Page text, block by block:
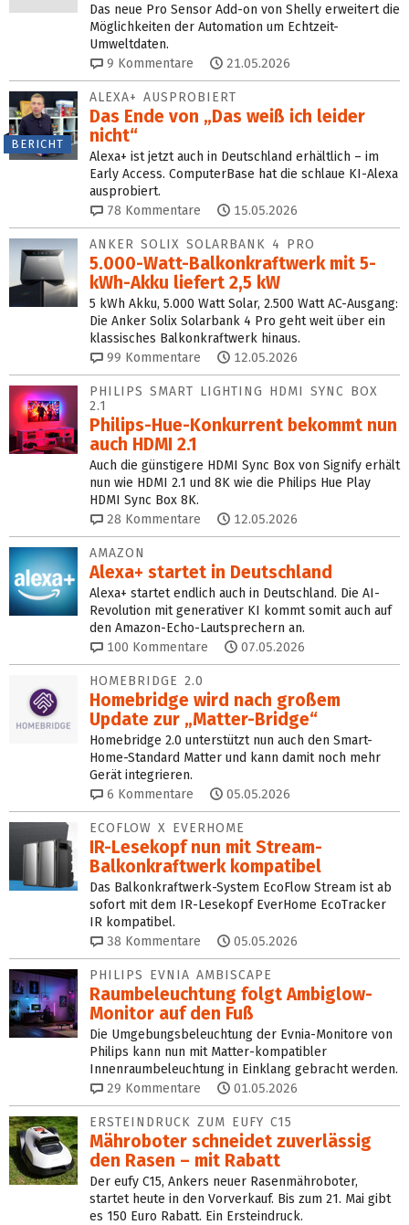
Das neue Pro Sensor Add-on von Shelly erweitert die
Möglichkeiten der Automation um Echtzeit-
Umweltdaten.
9 Kommentare 21.05.2026
BERICHT
ALEXA+ AUSPROBIERT
Das Ende von „Das weiß ich leider
nicht“
Alexa+ ist jetzt auch in Deutschland erhältlich – im
Early Access. ComputerBase hat die schlaue KI-Alexa
ausprobiert.
78 Kommentare 15.05.2026
ANKER SOLIX SOLARBANK 4 PRO
5.000-Watt-Balkon­kraft­werk mit 5-
kWh-Akku liefert 2,5 kW
5 kWh Akku, 5.000 Watt Solar, 2.500 Watt AC-Ausgang:
Die Anker Solix Solarbank 4 Pro geht weit über ein
klassisches Balkonkraftwerk hinaus.
99 Kommentare 12.05.2026
PHILIPS SMART LIGHTING HDMI SYNC BOX
2.1
Philips-Hue-Konkurrent bekommt nun
auch HDMI 2.1
Auch die günstigere HDMI Sync Box von Signify erhält
nun wie HDMI 2.1 und 8K wie die Philips Hue Play
HDMI Sync Box 8K.
28 Kommentare 12.05.2026
AMAZON
Alexa+ startet in Deutschland
Alexa+ startet endlich auch in Deutschland. Die AI-
Revolution mit generativer KI kommt somit auch auf
den Amazon-Echo-Lautsprechern an.
100 Kommentare 07.05.2026
HOMEBRIDGE 2.0
Homebridge wird nach großem
Update zur „Matter-Bridge“
Homebridge 2.0 unterstützt nun auch den Smart-
Home-Standard Matter und kann damit noch mehr
Gerät integrieren.
6 Kommentare 05.05.2026
ECOFLOW X EVERHOME
IR-Lesekopf nun mit Stream-
Balkonkraftwerk kompatibel
Das Balkonkraftwerk-System EcoFlow Stream ist ab
sofort mit dem IR-Lesekopf EverHome EcoTracker
IR kompatibel.
38 Kommentare 05.05.2026
PHILIPS EVNIA AMBISCAPE
Raumbeleuchtung folgt Ambiglow-
Monitor auf den Fuß
Die Umgebungsbeleuchtung der Evnia-Monitore von
Philips kann nun mit Matter-kompatibler
Innenraumbeleuchtung in Einklang gebracht werden.
29 Kommentare 01.05.2026
ERSTEINDRUCK ZUM EUFY C15
Mähroboter schneidet zuverlässig
den Rasen – mit Rabatt
Der eufy C15, Ankers neuer Rasenmähroboter,
startet heute in den Vorverkauf. Bis zum 21. Mai gibt
es 150 Euro Rabatt. Ein Ersteindruck.